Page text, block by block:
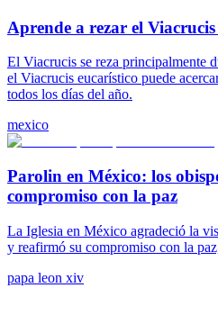
Aprende a rezar el
El Viacrucis se reza principalmente
el Viacrucis eucarístico puede
todos los días del año.
mexico
Parolin en México: los
compromiso con la paz
La Iglesia en México agradeció la
y reafirmó su compromiso con la
papa leon xiv